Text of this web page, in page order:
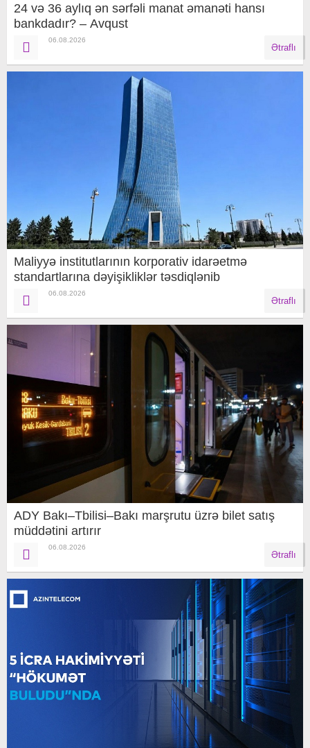
24 və 36 aylıq ən sərfəli manat əmanəti hansı
bankdadır? – Avqust
06.08.2026
Ətraflı
Maliyyə institutlarının korporativ idarəetmə
standartlarına dəyişikliklər təsdiqlənib
06.08.2026
Ətraflı
ADY Bakı–Tbilisi–Bakı marşrutu üzrə bilet satış
müddətini artırır
06.08.2026
Ətraflı